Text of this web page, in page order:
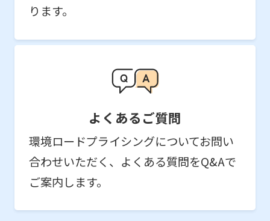
ります。
よくあるご質問
環境ロードプライシングについてお問い
合わせいただく、よくある質問をQ&Aで
ご案内します。